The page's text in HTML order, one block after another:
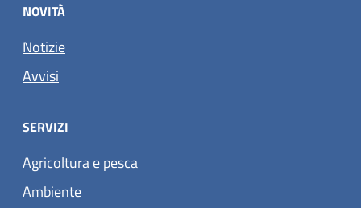
NOVITÀ
Notizie
Avvisi
SERVIZI
Agricoltura e pesca
Ambiente